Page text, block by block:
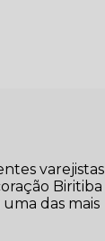
varejistas
Biritiba
das mais